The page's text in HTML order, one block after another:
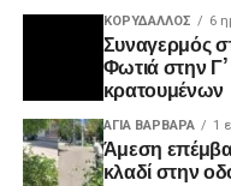
ΚΟΡΥΔΑΛΛΟΣ 6
Συναγερμός
Φωτιά στην
κρατουμένων
ΑΓΙΑ ΒΑΡΒΑΡΑ 1
Άμεση
κλαδί στην